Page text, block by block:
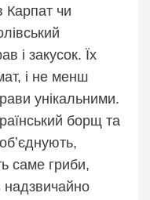
Карпат чи
і закусок. Їх
і не менш
унікальними.
борщ та
саме гриби,
надзвичайно